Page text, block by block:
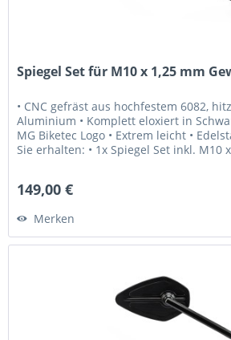
Spiegel Set für M10 x 1,25 mm
• CNC gefräst aus hochfestem 6082,
Aluminium • Komplett eloxiert in
MG Biketec Logo • Extrem leicht •
Sie erhalten: • 1x Spiegel Set inkl. M10
149,00 €
Merken